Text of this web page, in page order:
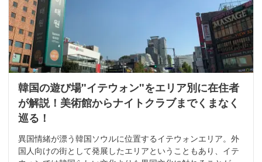
韓国の遊び場"イテウォン"をエリア別に在住者
が解説！美術館からナイトクラブまでくまなく
巡る！
異国情緒が漂う韓国ソウルに位置するイテウォンエリア。外
国人向けの街として発展したエリアということもあり、イテ